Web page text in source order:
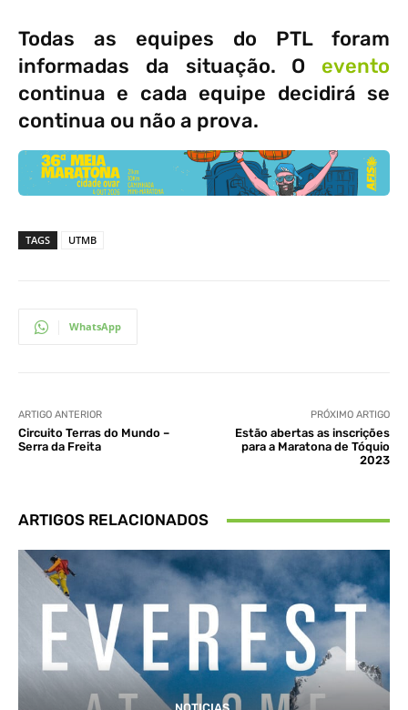
Todas as equipes do PTL foram
informadas da situação. O evento
continua e cada equipe decidirá se
continua ou não a prova.
TAGS UTMB
WhatsApp
ARTIGO ANTERIOR
Circuito Terras do Mundo –
Serra da Freita
PRÓXIMO ARTIGO
Estão abertas as inscrições
para a Maratona de Tóquio
2023
ARTIGOS RELACIONADOS